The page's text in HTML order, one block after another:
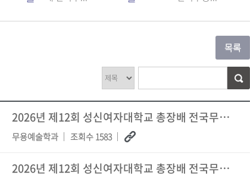
2026년 제12회 성신여자대학교 총장배 전국무용경연대회 발레 심사 결과
무용예술학과 조회수 1583
2026년 제12회 성신여자대학교 총장배 전국무용경연대회 현대무용 심사 결과